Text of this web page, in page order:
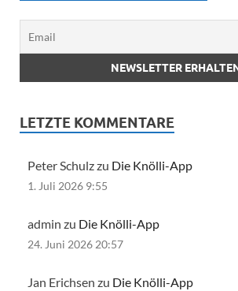
LETZTE KOMMENTARE
Peter Schulz zu Die Knölli-App
1. Juli 2026 9:55
admin zu Die Knölli-App
24. Juni 2026 20:57
Jan Erichsen zu Die Knölli-App